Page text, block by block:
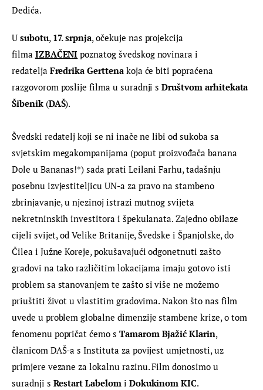
Dedića.
U subotu, 17. srpnja, očekuje nas projekcija
filma IZBAČENI poznatog švedskog novinara i
redatelja Fredrika Gerttena koja će biti popraćena
razgovorom poslije filma u suradnji s Društvom arhitekata
Šibenik (DAŠ).
Švedski redatelj koji se ni inače ne libi od sukoba sa
svjetskim megakompanijama (poput proizvođača banana
Dole u Bananas!*) sada prati Leilani Farhu, tadašnju
posebnu izvjestiteljicu UN-a za pravo na stambeno
zbrinjavanje, u njezinoj istrazi mutnog svijeta
nekretninskih investitora i špekulanata. Zajedno obilaze
cijeli svijet, od Velike Britanije, Švedske i Španjolske, do
Čilea i Južne Koreje, pokušavajući odgonetnuti zašto
gradovi na tako različitim lokacijama imaju gotovo isti
problem sa stanovanjem te zašto si više ne možemo
priuštiti život u vlastitim gradovima. Nakon što nas film
uvede u problem globalne dimenzije stambene krize, o tom
fenomenu popričat ćemo s Tamarom Bjažić Klarin,
članicom DAŠ-a s Instituta za povijest umjetnosti, uz
primjere vezane za lokalnu razinu. Film donosimo u
suradnji s Restart Labelom i Dokukinom KIC.